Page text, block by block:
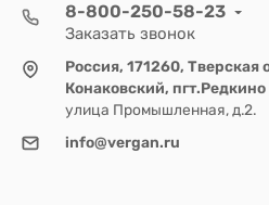
8-800-250-58-23
Заказать звонок
Россия, 171260, Тверская
Конаковский, пгт.Редкино
улица Промышленная, д.2.
info@vergan.ru